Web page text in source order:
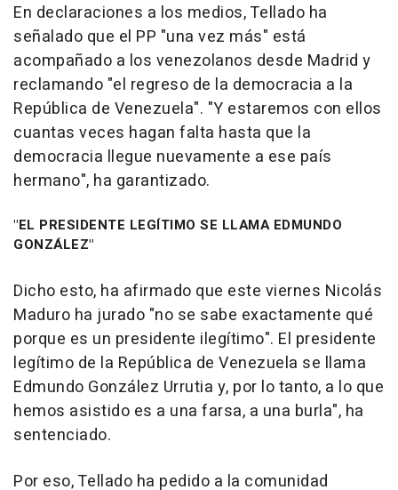
En declaraciones a los medios, Tellado ha
señalado que el PP "una vez más" está
acompañado a los venezolanos desde Madrid y
reclamando "el regreso de la democracia a la
República de Venezuela". "Y estaremos con ellos
cuantas veces hagan falta hasta que la
democracia llegue nuevamente a ese país
hermano", ha garantizado.
"EL PRESIDENTE LEGÍTIMO SE LLAMA EDMUNDO
GONZÁLEZ"
Dicho esto, ha afirmado que este viernes Nicolás
Maduro ha jurado "no se sabe exactamente qué
porque es un presidente ilegítimo". El presidente
legítimo de la República de Venezuela se llama
Edmundo González Urrutia y, por lo tanto, a lo que
hemos asistido es a una farsa, a una burla", ha
sentenciado.
Por eso, Tellado ha pedido a la comunidad